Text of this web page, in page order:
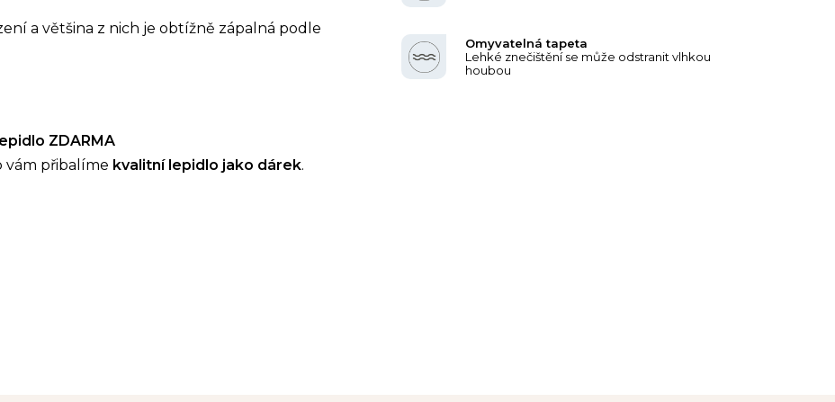
a většina z nich je obtížně zápalná podle
ZDARMA
vám přibalíme kvalitní lepidlo jako dárek.
Omyvatelná tapeta
Lehké znečištění se může odstranit vlhkou
houbou